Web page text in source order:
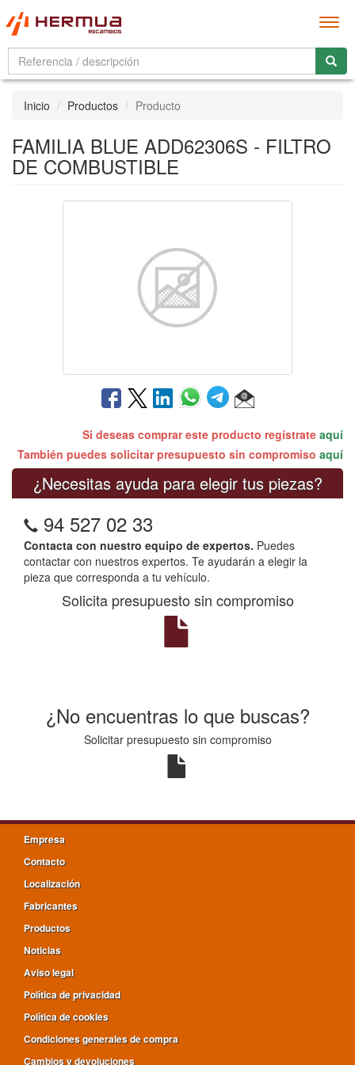
Inicio Productos Producto
FAMILIA BLUE ADD62306S - FILTRO
DE COMBUSTIBLE
Si deseas comprar este producto regístrate aquí
También puedes solicitar presupuesto sin compromiso aquí
¿Necesitas ayuda para elegir tus piezas?
94 527 02 33
Contacta con nuestro equipo de expertos. Puedes
contactar con nuestros expertos. Te ayudarán a elegir la
pieza que corresponda a tu vehículo.
Solicita presupuesto sin compromiso
¿No encuentras lo que buscas?
Solicitar presupuesto sin compromiso
Empresa
Contacto
Localización
Fabricantes
Productos
Noticias
Aviso legal
Política de privacidad
Política de cookies
Condiciones generales de compra
Cambios y devoluciones